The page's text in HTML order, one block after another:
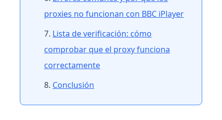
proxies no funcionan con BBC iPlayer
Lista de verificación: cómo
comprobar que el proxy funciona
correctamente
Conclusión